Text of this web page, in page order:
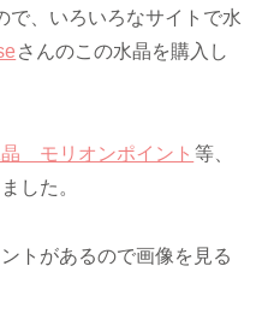
で、いろいろなサイトで水
さんのこの水晶を購入し
モリオンポイント 等、
した。
トがあるので画像を見る